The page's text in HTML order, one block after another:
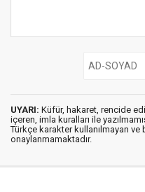
UYARI: Küfür, hakaret, rencide
içeren, imla kuralları ile
Türkçe karakter kullanılmayan ve
onaylanmamaktadır.